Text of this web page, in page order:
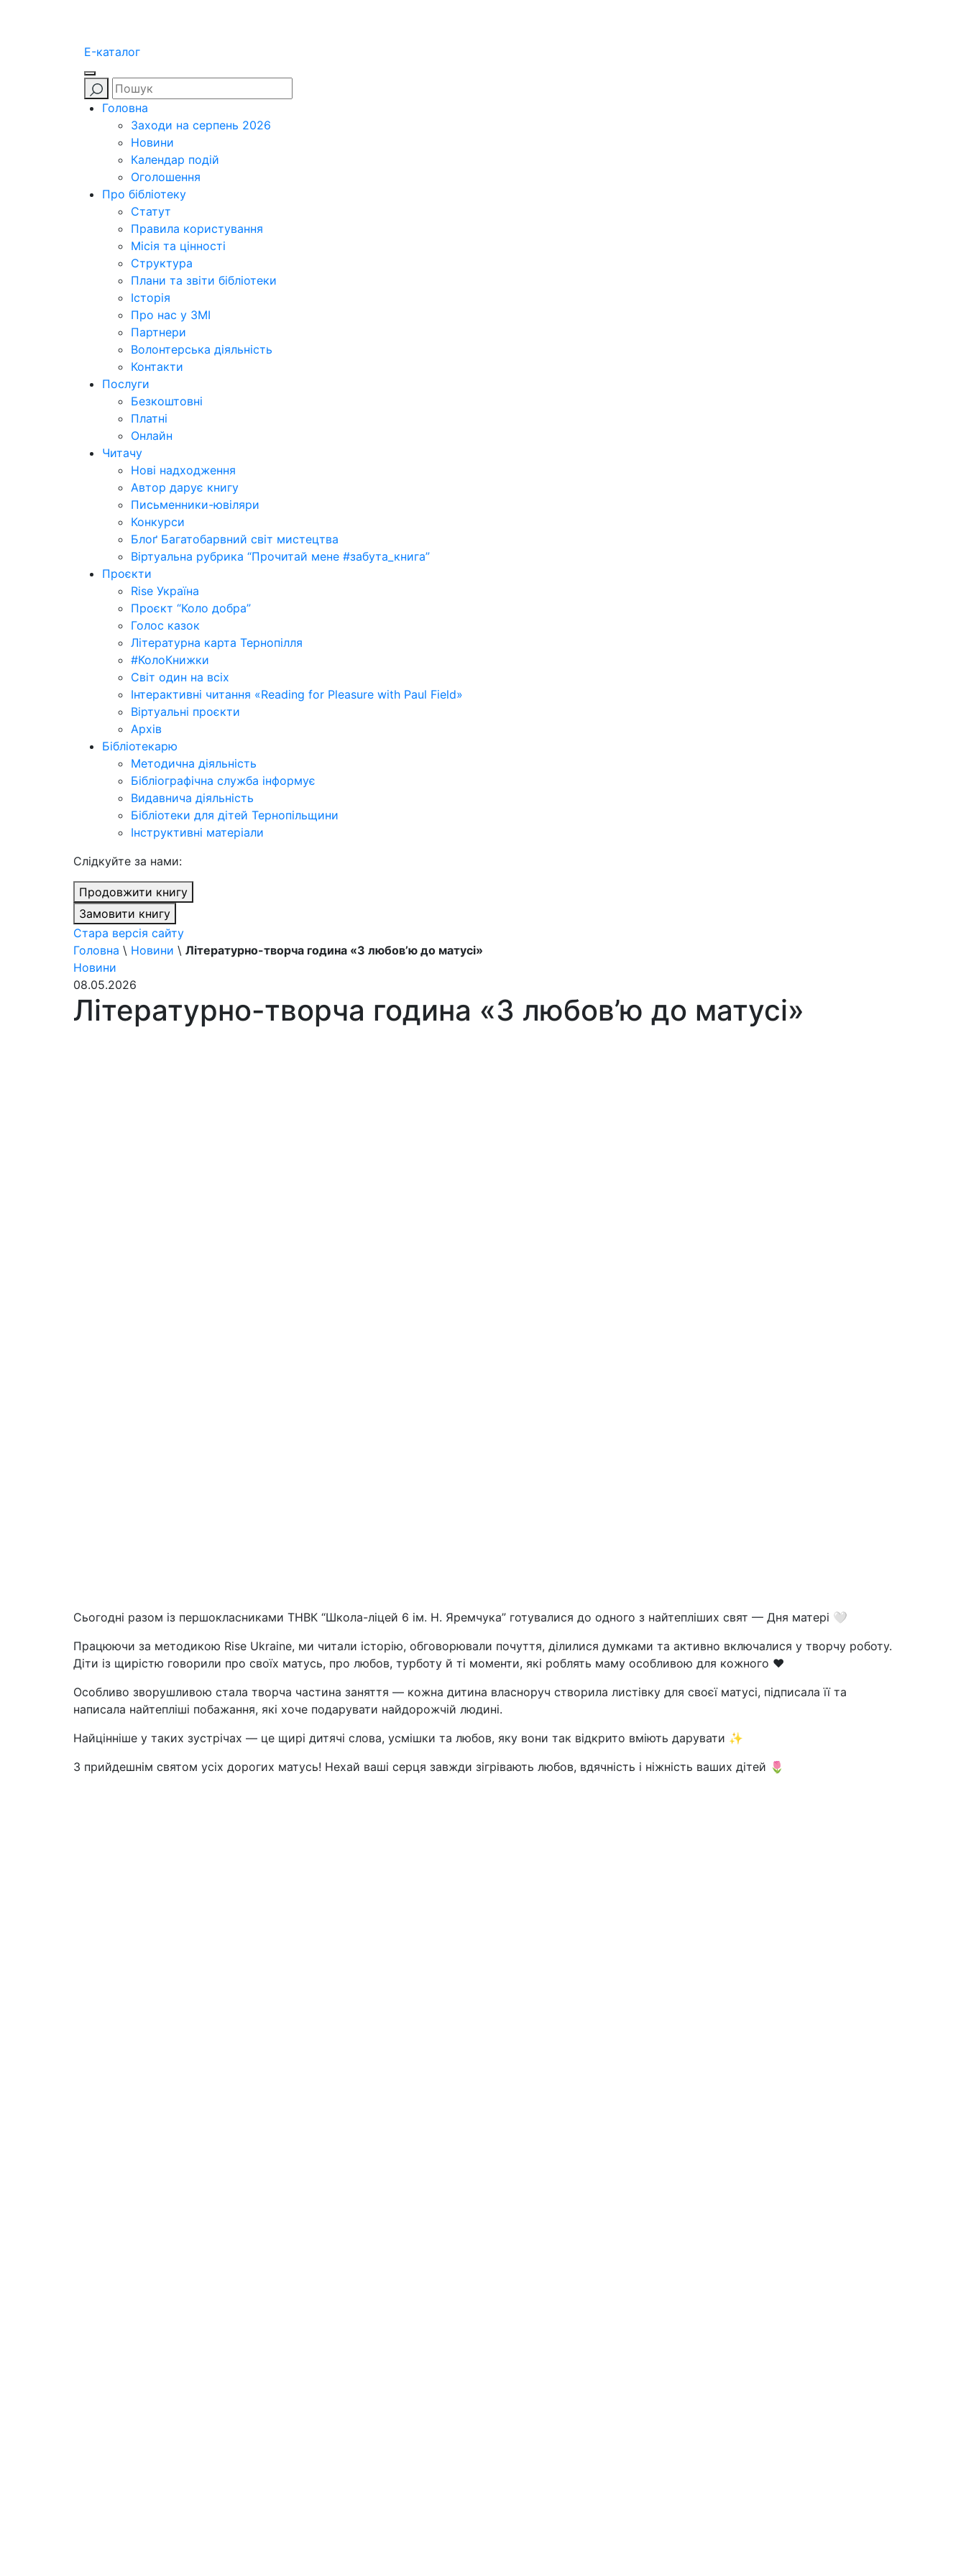
E-каталог
Головна
Заходи на серпень 2026
Новини
Календар подій
Оголошення
Про бібліотеку
Статут
Правила користування
Місія та цінності
Структура
Плани та звіти бібліотеки
Історія
Про нас у ЗМІ
Партнери
Волонтерська діяльність
Контакти
Послуги
Безкоштовні
Платні
Онлайн
Читачу
Нові надходження
Автор дарує книгу
Письменники-ювіляри
Конкурси
Блоґ Багатобарвний світ мистецтва
Віртуальна рубрика “Прочитай мене #забута_книга”
Проєкти
Rise Україна
Проєкт “Коло добра”
Голос казок
Літературна карта Тернопілля
#КолоКнижки
Світ один на всіх
Інтерактивні читання «Reading for Pleasure with Paul Field»
Віртуальні проєкти
Архів
Бібліотекарю
Методична діяльність
Бібліографічна служба інформує
Видавнича діяльність
Бібліотеки для дітей Тернопільщини
Інструктивні матеріали
Cлідкуйте за нами:
Продовжити книгу
Замовити книгу
Стара версія сайту
Головна \ Новини \ Літературно-творча година «З любов’ю до матусі»
Новини
08.05.2026
Літературно-творча година «З любов’ю до матусі»
Сьогодні разом із першокласниками ТНВК “Школа-ліцей 6 ім. Н. Яремчука” готувалися до одного з найтепліших свят — Дня матері 🤍
Працюючи за методикою Rise Ukraine, ми читали історію, обговорювали почуття, ділилися думками та активно включалися у творчу роботу.
Діти із щирістю говорили про своїх матусь, про любов, турботу й ті моменти, які роблять маму особливою для кожного ❤️
Особливо зворушливою стала творча частина заняття — кожна дитина власноруч створила листівку для своєї матусі, підписала її та
написала найтепліші побажання, які хоче подарувати найдорожчій людині.
Найцінніше у таких зустрічах — це щирі дитячі слова, усмішки та любов, яку вони так відкрито вміють дарувати ✨
З прийдешнім святом усіх дорогих матусь! Нехай ваші серця завжди зігрівають любов, вдячність і ніжність ваших дітей 🌷